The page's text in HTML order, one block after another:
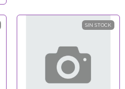
SIN STOCK